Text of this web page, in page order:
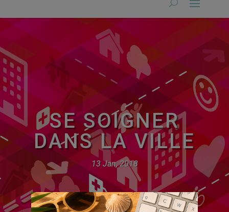
SE SOIGNER
DANS LA VILLE
13 Jan, 2018